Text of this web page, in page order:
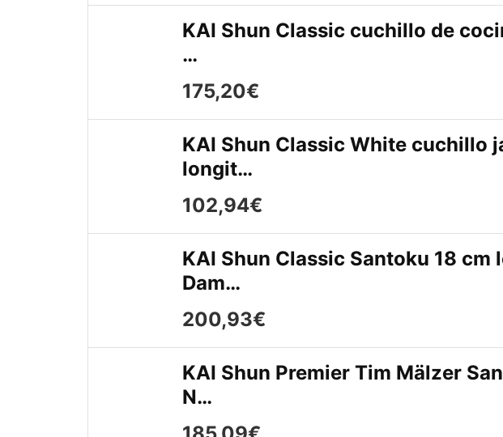
KAI Shun Classic cuchillo de
…
175,20€
KAI Shun Classic White cuchillo
longit…
102,94€
KAI Shun Classic Santoku 18
Dam…
200,93€
KAI Shun Premier Tim Mälzer
N…